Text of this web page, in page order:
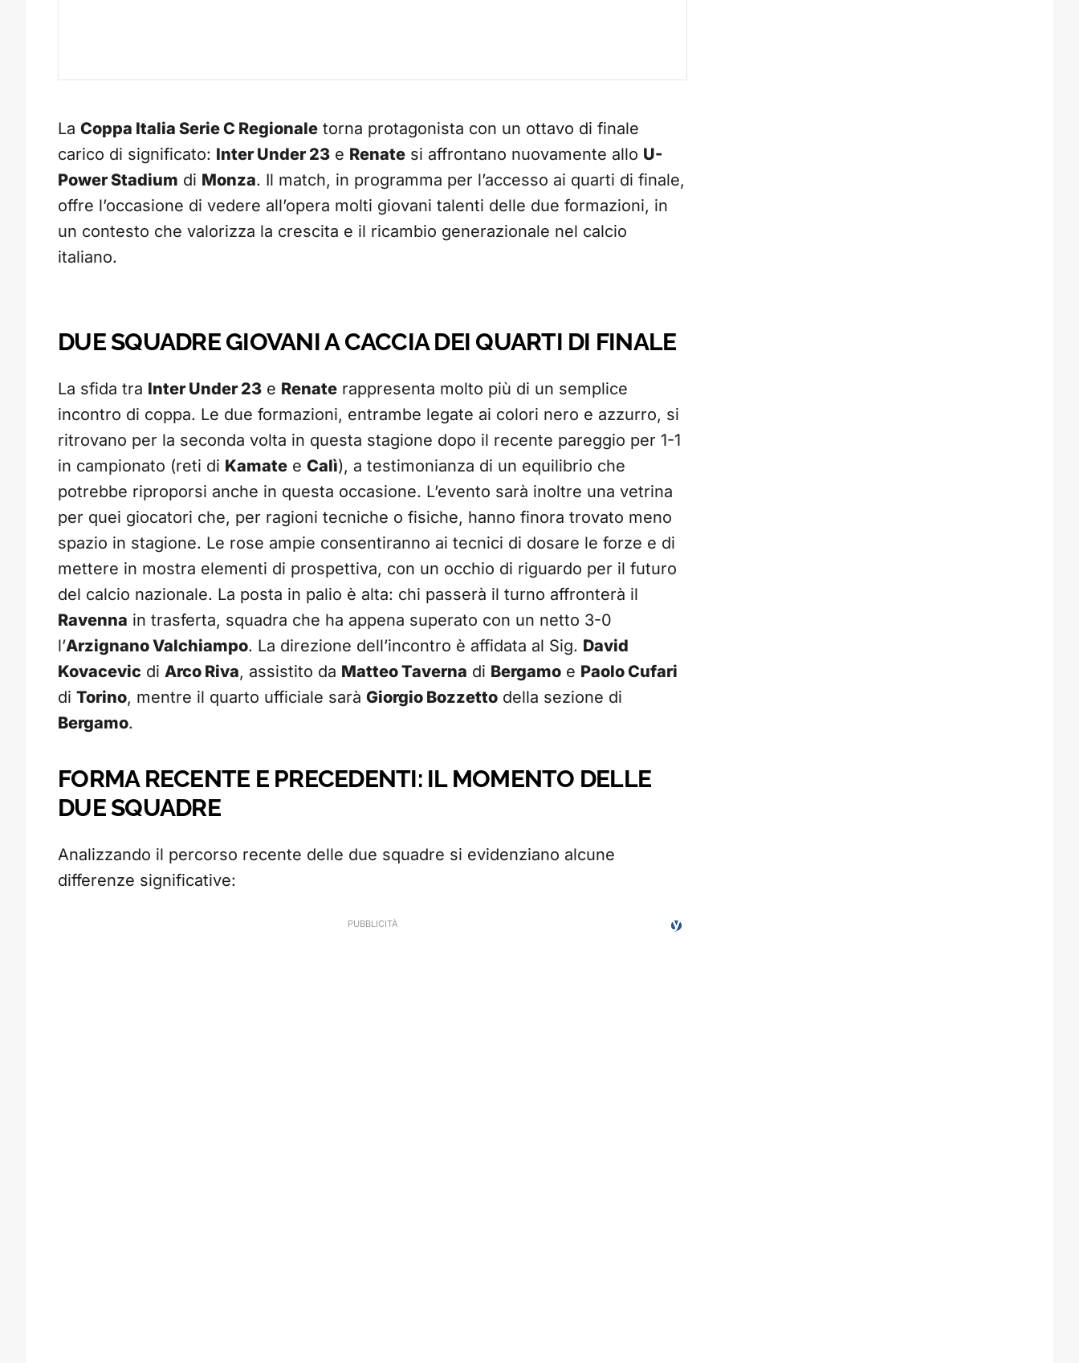
La Coppa Italia Serie C Regionale torna protagonista con un ottavo di finale
carico di significato: Inter Under 23 e Renate si affrontano nuovamente allo U-
Power Stadium di Monza. Il match, in programma per l’accesso ai quarti di finale,
offre l’occasione di vedere all’opera molti giovani talenti delle due formazioni, in
un contesto che valorizza la crescita e il ricambio generazionale nel calcio
italiano.
DUE SQUADRE GIOVANI A CACCIA DEI QUARTI DI FINALE
La sfida tra Inter Under 23 e Renate rappresenta molto più di un semplice
incontro di coppa. Le due formazioni, entrambe legate ai colori nero e azzurro, si
ritrovano per la seconda volta in questa stagione dopo il recente pareggio per 1-1
in campionato (reti di Kamate e Calì), a testimonianza di un equilibrio che
potrebbe riproporsi anche in questa occasione. L’evento sarà inoltre una vetrina
per quei giocatori che, per ragioni tecniche o fisiche, hanno finora trovato meno
spazio in stagione. Le rose ampie consentiranno ai tecnici di dosare le forze e di
mettere in mostra elementi di prospettiva, con un occhio di riguardo per il futuro
del calcio nazionale. La posta in palio è alta: chi passerà il turno affronterà il
Ravenna in trasferta, squadra che ha appena superato con un netto 3-0
l’Arzignano Valchiampo. La direzione dell’incontro è affidata al Sig. David
Kovacevic di Arco Riva, assistito da Matteo Taverna di Bergamo e Paolo Cufari
di Torino, mentre il quarto ufficiale sarà Giorgio Bozzetto della sezione di
Bergamo.
FORMA RECENTE E PRECEDENTI: IL MOMENTO DELLE
DUE SQUADRE
Analizzando il percorso recente delle due squadre si evidenziano alcune
differenze significative: